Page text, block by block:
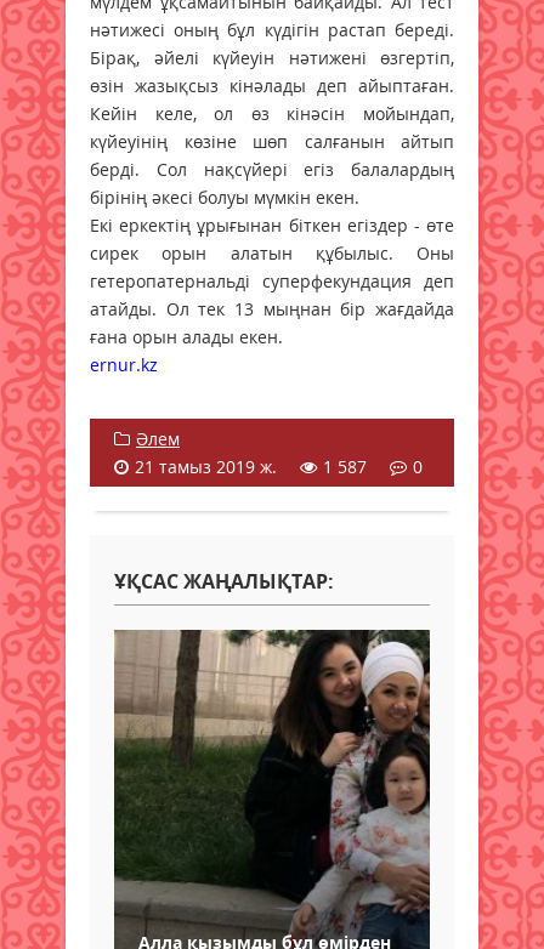
нәтижесі оның бұл күдігін растап береді.
Бірақ, әйелі күйеуін нәтижені өзгертіп,
өзін жазықсыз кінәлады деп айыптаған.
Кейін келе, ол өз кінәсін мойындап,
күйеуінің көзіне шөп салғанын айтып
берді. Сол нақсүйері егіз балалардың
бірінің әкесі болуы мүмкін екен.
Екі еркектің ұрығынан біткен егіздер - өте
сирек орын алатын құбылыс. Оны
гетеропатернальді суперфекундация деп
атайды. Ол тек 13 мыңнан бір жағдайда
ғана орын алады екен.
ernur.kz
Әлем
21 тамыз 2019 ж.
1 587 0
ҰҚСАС ЖАҢАЛЫҚТАР:
Алла қызымды бұл өмірден